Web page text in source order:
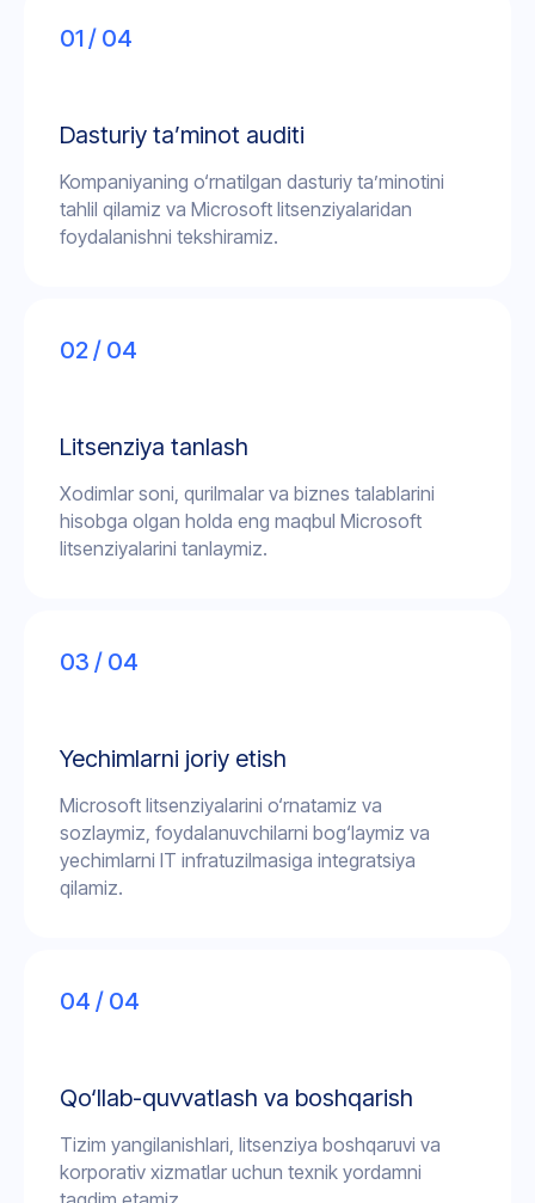
01 / 04
Dasturiy ta’minot auditi
Kompaniyaning o‘rnatilgan dasturiy ta’minotini
tahlil qilamiz va Microsoft litsenziyalaridan
foydalanishni tekshiramiz.
02 / 04
Litsenziya tanlash
Xodimlar soni, qurilmalar va biznes talablarini
hisobga olgan holda eng maqbul Microsoft
litsenziyalarini tanlaymiz.
03 / 04
Yechimlarni joriy etish
Microsoft litsenziyalarini o‘rnatamiz va
sozlaymiz, foydalanuvchilarni bog‘laymiz va
yechimlarni IT infratuzilmasiga integratsiya
qilamiz.
04 / 04
Qo‘llab-quvvatlash va boshqarish
Tizim yangilanishlari, litsenziya boshqaruvi va
korporativ xizmatlar uchun texnik yordamni